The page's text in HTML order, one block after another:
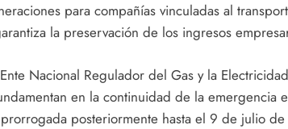
para compañías vinculadas al
la preservación de los ingresos
Nacional Regulador del Gas y la
en la continuidad de la emergencia
posteriormente hasta el 9 de julio